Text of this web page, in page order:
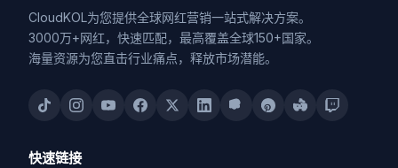
CloudKOL为您提供全球网红营销一站式解决方案。
3000万+网红，快速匹配，最高覆盖全球150+国家。
海量资源为您直击行业痛点，释放市场潜能。
快速链接